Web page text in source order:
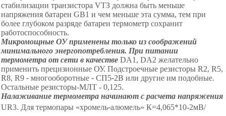
стабилизации транзистора VТЗ должна быть меньше
напряжения батареи GВ1 и чем меньше эта сумма, тем при
более глубоком разряде батареи термометр сохранит
работоспособность.
Микромощные ОУ применены только из соображений
минимального энергопотребления. При питании
термометра от сети в качестве DА1, DА2 желательно
применить прецизионные ОУ. Подстроечные резисторы R2, R5,
R8, R9 - многооборотные - СП5-2В или другие им подобные.
Остальные резисторы-МЛТ - 0,125.
Налаживание термометра начинают с расчета напряжения
UR3. Для термопары «хромель-алюмель» К=4,065*10-2мВ/